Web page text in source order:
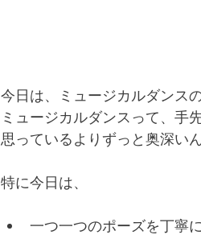
今日は、ミュージカルダンス
ミュージカルダンスって、手
思っているよりずっと奥深いん
特に今日は、
一つ一つのポーズを丁寧に